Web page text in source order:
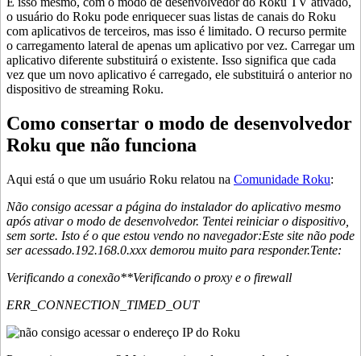
o usuário do Roku pode enriquecer suas listas de canais do Roku
com aplicativos de terceiros, mas isso é limitado. O recurso permite
o carregamento lateral de apenas um aplicativo por vez. Carregar um
aplicativo diferente substituirá o existente. Isso significa que cada
vez que um novo aplicativo é carregado, ele substituirá o anterior no
dispositivo de streaming Roku.
Como consertar o modo de desenvolvedor
Roku que não funciona
Aqui está o que um usuário Roku relatou na Comunidade Roku:
Não consigo acessar a página do instalador do aplicativo mesmo
após ativar o modo de desenvolvedor. Tentei reiniciar o dispositivo,
sem sorte. Isto é o que estou vendo no navegador:Este site não pode
ser acessado.192.168.0.xxx demorou muito para responder.Tente:
Verificando a conexão**Verificando o proxy e o firewall
ERR_CONNECTION_TIMED_OUT